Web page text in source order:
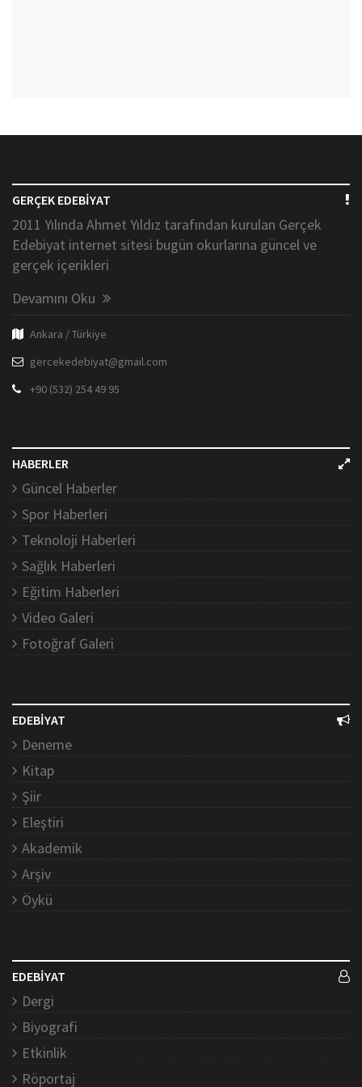
GERÇEK EDEBİYAT
2011 Yılında Ahmet Yıldız tarafından kurulan Gerçek
Edebiyat internet sitesi bugün okurlarına güncel ve
gerçek içerikleri
Devamını Oku
Ankara / Türkiye
gercekedebiyat@gmail.com
+90 (532) 254 49 95
HABERLER
Güncel Haberler
Spor Haberleri
Teknoloji Haberleri
Sağlık Haberleri
Eğitim Haberleri
Video Galeri
Fotoğraf Galeri
EDEBİYAT
Deneme
Kitap
Şiir
Eleştiri
Akademik
Arşiv
Öykü
EDEBİYAT
Dergi
Biyografi
Etkinlik
Röportaj